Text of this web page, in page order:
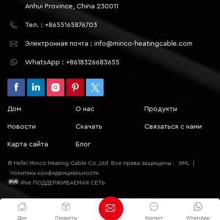
Anhui Province, China 230011
Тел. : +8655165876703
Электронная почта : info@minco-heatingcable.com
WhatsApp : +8618326683655
Дом О нас Продукты
Новости Скачать Связаться с нами
Карта сайта Блог
© Hefei Minco Heating Cable Co.,Ltd. Все права защищены . XML
политика конфиденциальности
IPv6 ПОДДЕРЖИВАЕМАЯ СЕТЬ
Дом Продукты WhatsApp
Контакт